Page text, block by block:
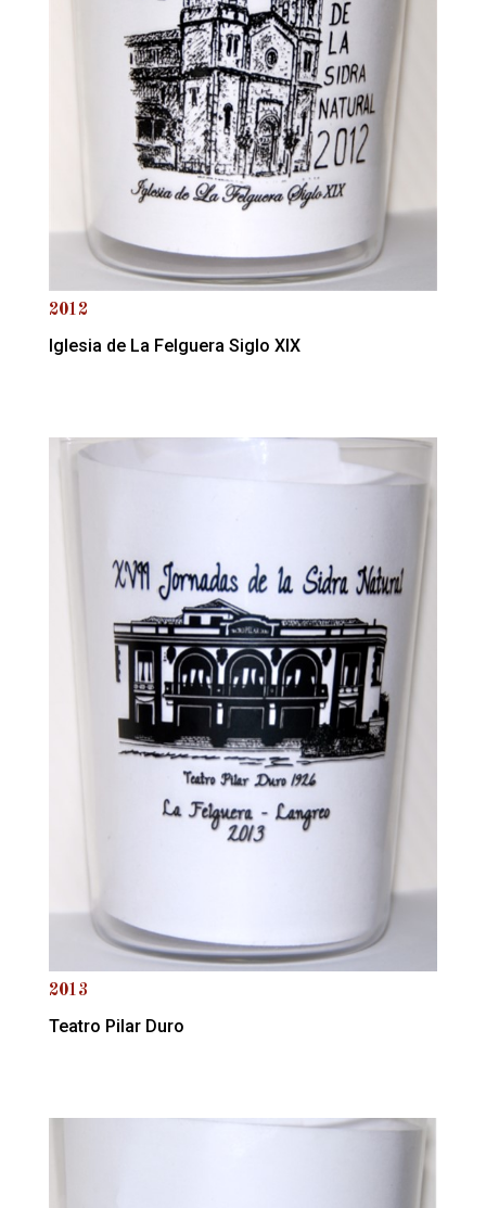
2012
Iglesia de La Felguera Siglo XIX
2013
Teatro Pilar Duro